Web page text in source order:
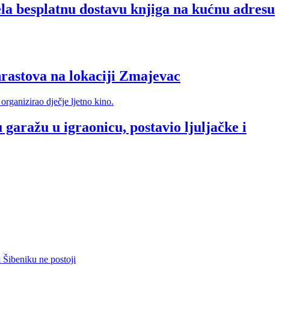
besplatnu dostavu knjiga na kućnu adresu
na lokaciji Zmajevac
u igraonicu, postavio ljuljačke i
ne postoji